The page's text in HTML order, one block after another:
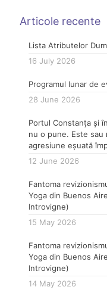
Articole recente
Lista Atributelor
16 July 2026
Programul lunar de
28 June 2026
Portul Constanța și
nu o pune. Este sau
agresiune eșuată
12 June 2026
Fantoma
Yoga din Buenos
Introvigne)
15 May 2026
Fantoma
Yoga din Buenos
Introvigne)
14 May 2026